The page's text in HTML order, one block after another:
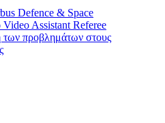
Defence & Space
Assistant Referee
των προβλημάτων στους